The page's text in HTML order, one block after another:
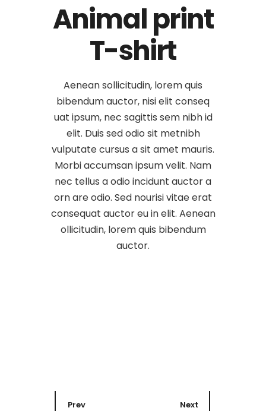
Animal print
T-shirt
Aenean sollicitudin, lorem quis
bibendum auctor, nisi elit conseq
uat ipsum, nec sagittis sem nibh id
elit. Duis sed odio sit metnibh
vulputate cursus a sit amet mauris.
Morbi accumsan ipsum velit. Nam
nec tellus a odio incidunt auctor a
orn are odio. Sed nourisi vitae erat
consequat auctor eu in elit. Aenean
ollicitudin, lorem quis bibendum
auctor.
Prev Next